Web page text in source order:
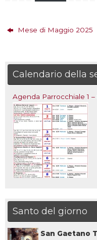
Mese di Maggio 2025
Calendario della
Agenda Parrocchiale 1
Santo del giorno
San Gaetano